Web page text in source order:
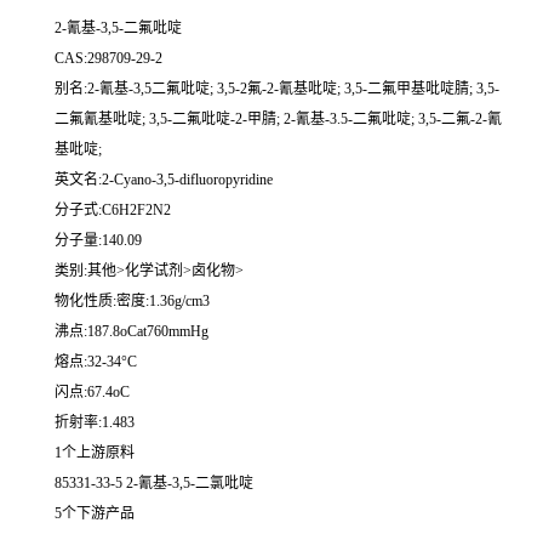
2-氰基-3,5-二氟吡啶
CAS:298709-29-2
别名:2-氰基-3,5二氟吡啶; 3,5-2氟-2-氰基吡啶; 3,5-二氟甲基吡啶腈; 3,5-
二氟氰基吡啶; 3,5-二氟吡啶-2-甲腈; 2-氰基-3.5-二氟吡啶; 3,5-二氟-2-氰
基吡啶;
英文名:2-Cyano-3,5-difluoropyridine
分子式:C6H2F2N2
分子量:140.09
类别:其他>化学试剂>卤化物>
物化性质:密度:1.36g/cm3
沸点:187.8oCat760mmHg
熔点:32-34°C
闪点:67.4oC
折射率:1.483
1个上游原料
85331-33-5 2-氰基-3,5-二氯吡啶
5个下游产品